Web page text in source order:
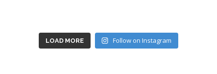
LOAD MORE Follow on Instagram